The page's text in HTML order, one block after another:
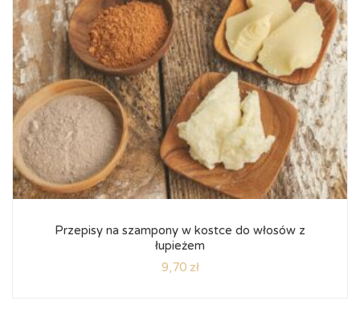
Przepisy na szampony w kostce do włosów z
łupieżem
9,70 zł